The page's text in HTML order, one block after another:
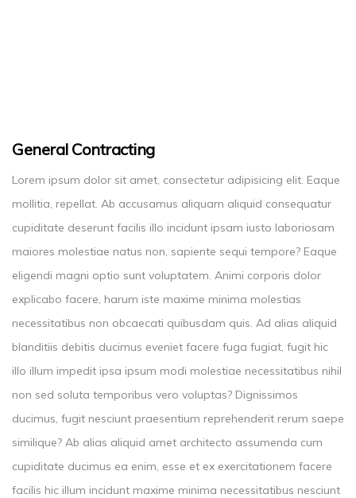
General Contracting
Lorem ipsum dolor sit amet, consectetur adipisicing elit. Eaque
mollitia, repellat. Ab accusamus aliquam aliquid consequatur
cupiditate deserunt facilis illo incidunt ipsam iusto laboriosam
maiores molestiae natus non, sapiente sequi tempore? Eaque
eligendi magni optio sunt voluptatem. Animi corporis dolor
explicabo facere, harum iste maxime minima molestias
necessitatibus non obcaecati quibusdam quis. Ad alias aliquid
blanditiis debitis ducimus eveniet facere fuga fugiat, fugit hic
illo illum impedit ipsa ipsum modi molestiae necessitatibus nihil
non sed soluta temporibus vero voluptas? Dignissimos
ducimus, fugit nesciunt praesentium reprehenderit rerum saepe
similique? Ab alias aliquid amet architecto assumenda cum
cupiditate ducimus ea enim, esse et ex exercitationem facere
facilis hic illum incidunt maxime minima necessitatibus nesciunt